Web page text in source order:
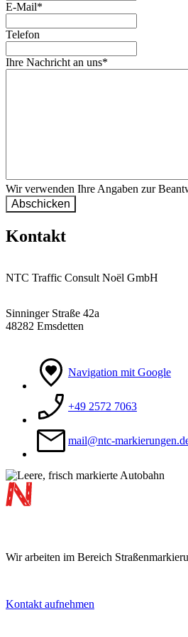
E-Mail*
Telefon
Ihre Nachricht an uns*
Wir verwenden Ihre Angaben zur
Kontakt
NTC Traffic Consult Noël GmbH
Sinninger Straße 42a
48282 Emsdetten
Navigation mit Google
+49 2572 7063
mail@ntc-
Footer
Wir arbeiten im Bereich
Kontakt aufnehmen